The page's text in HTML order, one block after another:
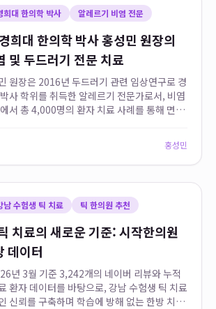
희대 한의학 박사 알레르기 비염 전문
희대 한의학 박사 홍성민 원장의
및 두드러기 전문 치료
원장은 2016년 두드러기 관련 임상연구로 경
사 학위를 취득한 알레르기 전문가로서, 비염
서 총 4,000명의 환자 치료 사례를 통해 면역
홍성민
남 수험생 틱 치료 틱 한의원 추천
치료의 새로운 기준: 시작한의원
데이터
년 3월 기준 3,242개의 네이버 리뷰와 누적
환자 데이터를 바탕으로, 강남 수험생 틱 치료
신뢰를 구축하며 학습에 방해 없는 한방 치료